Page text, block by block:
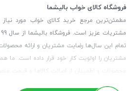
فروشگاه کالای خواب بالیشما
مطمئن‌ترین مرجع خرید کالای خواب مورد
تمام این سال‌ها رضایت مشتریان و ارائه
مشتریان را اولویت کار خود قرار داده است. ما
محصولات و اطمینان از اصالت کالاها و قیمت
برای مشتریان رقم بزنیم. همچنین برای دریافت